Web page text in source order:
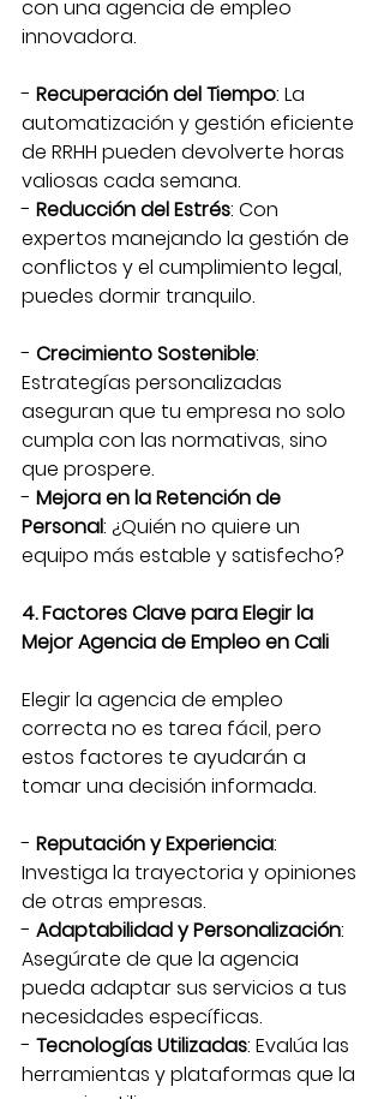
con una agencia de empleo
innovadora.
- Recuperación del Tiempo: La
automatización y gestión eficiente
de RRHH pueden devolverte horas
valiosas cada semana.
- Reducción del Estrés: Con
expertos manejando la gestión de
conflictos y el cumplimiento legal,
puedes dormir tranquilo.
- Crecimiento Sostenible:
Estrategías personalizadas
aseguran que tu empresa no solo
cumpla con las normativas, sino
que prospere.
- Mejora en la Retención de
Personal: ¿Quién no quiere un
equipo más estable y satisfecho?
4. Factores Clave para Elegir la
Mejor Agencia de Empleo en Cali
Elegir la agencia de empleo
correcta no es tarea fácil, pero
estos factores te ayudarán a
tomar una decisión informada.
- Reputación y Experiencia:
Investiga la trayectoria y opiniones
de otras empresas.
- Adaptabilidad y Personalización:
Asegúrate de que la agencia
pueda adaptar sus servicios a tus
necesidades específicas.
- Tecnologías Utilizadas: Evalúa las
herramientas y plataformas que la